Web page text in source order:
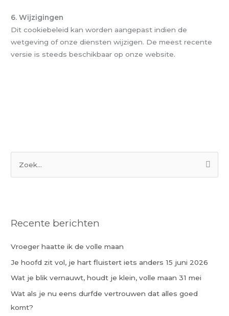
6. Wijzigingen
Dit cookiebeleid kan worden aangepast indien de
wetgeving of onze diensten wijzigen. De meest recente
versie is steeds beschikbaar op onze website.
n
a
r
:
Recente berichten
Vroeger haatte ik de volle maan
Je hoofd zit vol, je hart fluistert iets anders 15 juni 2026
Wat je blik vernauwt, houdt je klein, volle maan 31 mei
Wat als je nu eens durfde vertrouwen dat alles goed
komt?